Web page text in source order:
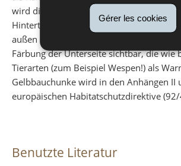
Gérer les cookies
wird die Wirbelsäule nach unten
Hinterteil somit angehoben und die
außen oben gedreht. Dadurch wird die
Färbung der Unterseite sichtbar, die wie
Tierarten (zum Beispiel Wespen!) als
Gelbbauchunke wird in den Anhängen II
europäischen Habitatschutzdirektive (92/
Benutzte Literatur